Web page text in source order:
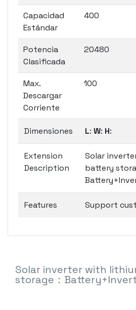
Capacidad
Estándar
400
Potencia
Clasificada
20480
Max.
Descargar
Corriente
100
Dimensiones L: W: H:
Extension
Description
Solar
battery
Features Support
Solar inverter with
storage：